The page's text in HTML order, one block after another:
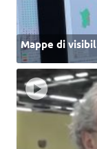
Mappe di